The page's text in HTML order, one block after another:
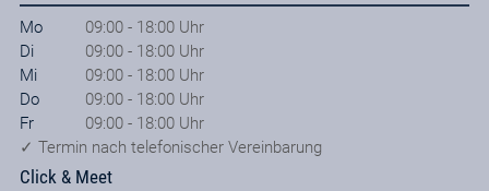
Mo
09:00 - 18:00 Uhr
Di
09:00 - 18:00 Uhr
Mi
09:00 - 18:00 Uhr
Do
09:00 - 18:00 Uhr
Fr
09:00 - 18:00 Uhr
✓ Termin nach telefonischer Vereinbarung
Click & Meet